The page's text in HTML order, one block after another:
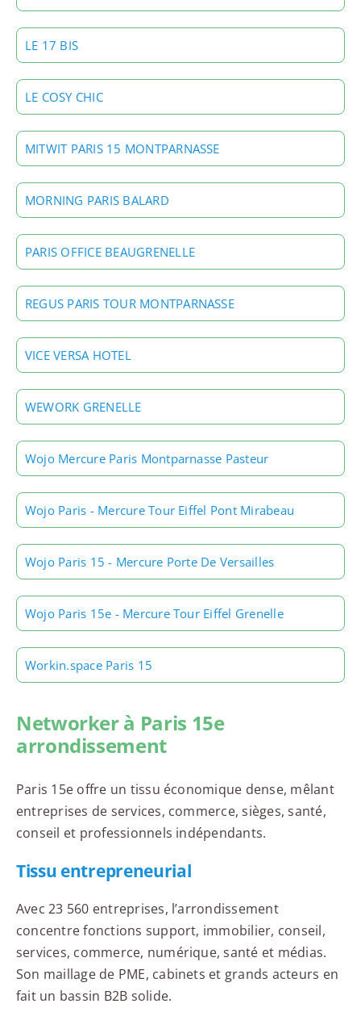
LE 17 BIS
LE COSY CHIC
MITWIT PARIS 15 MONTPARNASSE
MORNING PARIS BALARD
PARIS OFFICE BEAUGRENELLE
REGUS PARIS TOUR MONTPARNASSE
VICE VERSA HOTEL
WEWORK GRENELLE
Wojo Mercure Paris Montparnasse Pasteur
Wojo Paris - Mercure Tour Eiffel Pont Mirabeau
Wojo Paris 15 - Mercure Porte De Versailles
Wojo Paris 15e - Mercure Tour Eiffel Grenelle
Workin.space Paris 15
Networker à Paris 15e
arrondissement
Paris 15e offre un tissu économique dense, mêlant
entreprises de services, commerce, sièges, santé,
conseil et professionnels indépendants.
Tissu entrepreneurial
Avec 23 560 entreprises, l’arrondissement
concentre fonctions support, immobilier, conseil,
services, commerce, numérique, santé et médias.
Son maillage de PME, cabinets et grands acteurs en
fait un bassin B2B solide.